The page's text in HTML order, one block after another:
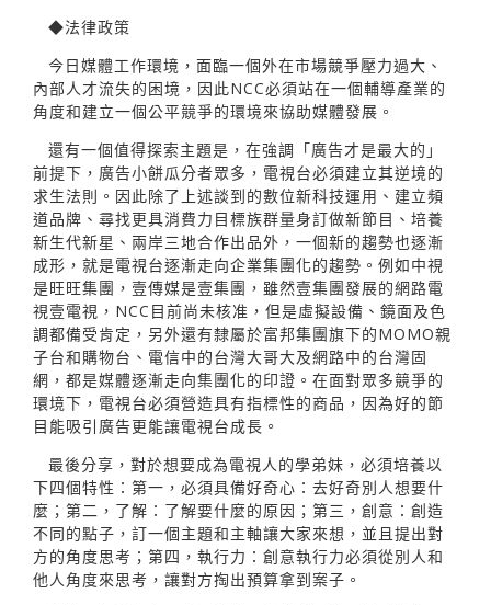
◆法律政策
今日媒體工作環境，面臨一個外在市場競爭壓力過大、
內部人才流失的困境，因此NCC必須站在一個輔導產業的
角度和建立一個公平競爭的環境來協助媒體發展。
還有一個值得探索主題是，在強調「廣告才是最大的」
前提下，廣告小餅瓜分者眾多，電視台必須建立其逆境的
求生法則。因此除了上述談到的數位新科技運用、建立頻
道品牌、尋找更具消費力目標族群量身訂做新節目、培養
新生代新星、兩岸三地合作出品外，一個新的趨勢也逐漸
成形，就是電視台逐漸走向企業集團化的趨勢。例如中視
是旺旺集團，壹傳媒是壹集團，雖然壹集團發展的網路電
視壹電視，NCC目前尚未核准，但是虛擬設備、鏡面及色
調都備受肯定，另外還有隸屬於富邦集團旗下的MOMO親
子台和購物台、電信中的台灣大哥大及網路中的台灣固
網，都是媒體逐漸走向集團化的印證。在面對眾多競爭的
環境下，電視台必須營造具有指標性的商品，因為好的節
目能吸引廣告更能讓電視台成長。
最後分享，對於想要成為電視人的學弟妹，必須培養以
下四個特性：第一，必須具備好奇心：去好奇別人想要什
麼；第二，了解：了解要什麼的原因；第三，創意：創造
不同的點子，訂一個主題和主軸讓大家來想，並且提出對
方的角度思考；第四，執行力：創意執行力必須從別人和
他人角度來思考，讓對方掏出預算拿到案子。